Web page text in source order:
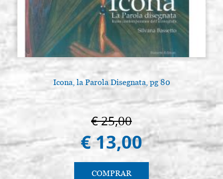
Icona, la Parola Disegnata, pg 80
€ 25,00
€ 13,00
COMPRAR